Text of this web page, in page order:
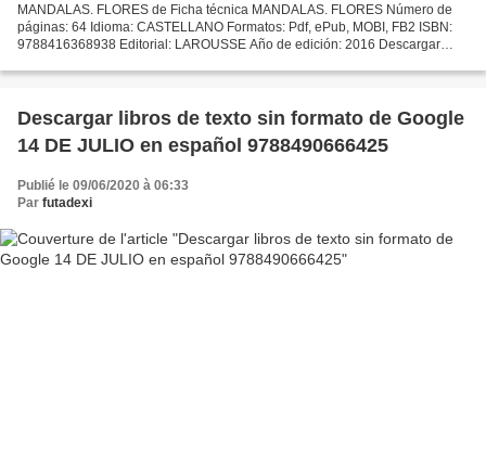
MANDALAS. FLORES de Ficha técnica MANDALAS. FLORES Número de
páginas: 64 Idioma: CASTELLANO Formatos: Pdf, ePub, MOBI, FB2 ISBN:
9788416368938 Editorial: LAROUSSE Año de edición: 2016 Descargar
Descargar libros de texto sin formato de Google
14 DE JULIO en español 9788490666425
Publié le 09/06/2020 à 06:33
Par futadexi